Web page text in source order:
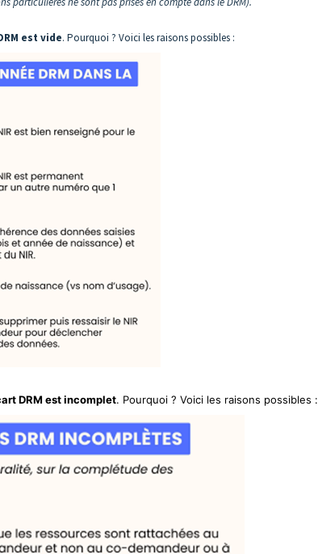
est vide. Pourquoi ? Voici les raisons possibles :
DRM est incomplet. Pourquoi ? Voici les raisons possibles :